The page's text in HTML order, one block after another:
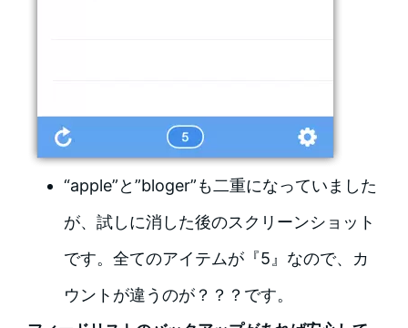
“apple”と”bloger”も二重になっていました
が、試しに消した後のスクリーンショット
です。全てのアイテムが『5』なので、カ
ウントが違うのが？？？です。